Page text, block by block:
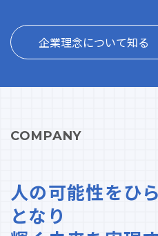
企業理念について知る
COMPANY
人の可能性をひ
となり